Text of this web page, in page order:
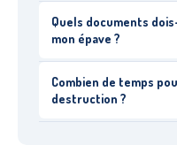
Quels documents
mon épave ?
Combien de temps
destruction ?